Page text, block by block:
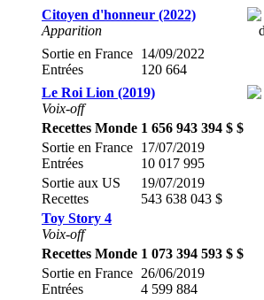
Citoyen d'honneur (2022)
Apparition
Sortie en France
Entrées
14/09/2022
120 664
Le Roi Lion (2019)
Voix-off
Recettes Monde 1 656 943 394 $ $
Sortie en France
Entrées
17/07/2019
10 017 995
Sortie aux US
Recettes
19/07/2019
543 638 043 $
Toy Story 4
Voix-off
Recettes Monde 1 073 394 593 $ $
Sortie en France
Entrées
26/06/2019
4 599 884